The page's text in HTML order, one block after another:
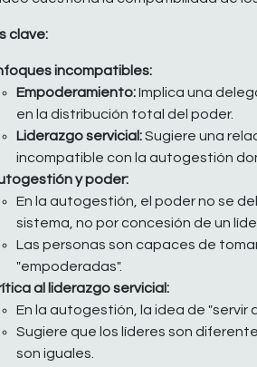
clave:
incompatibles:
Empoderamiento:Implica una
en la distribución total del poder.
Liderazgo servicial:Sugiere una
incompatible con la autogestión
y poder:
En la autogestión, el poder no se
sistema, no por concesión de un
Las personas son capaces de
"empoderadas".
al liderazgo servicial:
En la autogestión, la idea de "servir
Sugiere que los líderes son
son iguales.